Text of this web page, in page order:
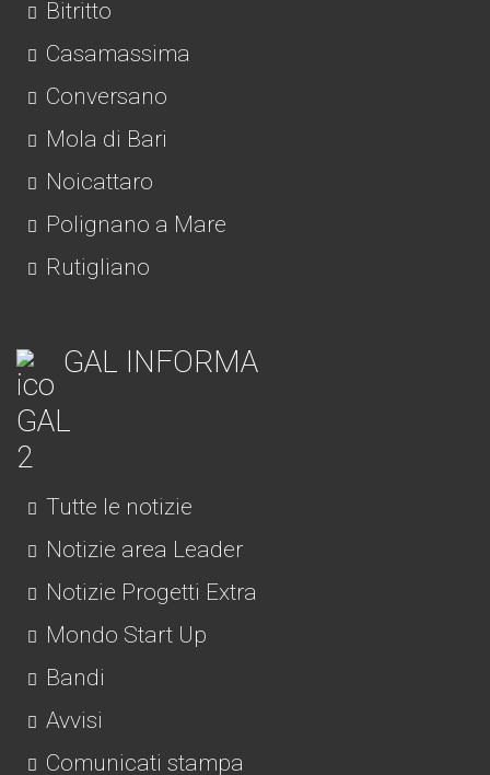
Bitritto
Casamassima
Conversano
Mola di Bari
Noicattaro
Polignano a Mare
Rutigliano
GAL INFORMA
Tutte le notizie
Notizie area Leader
Notizie Progetti Extra
Mondo Start Up
Bandi
Avvisi
Comunicati stampa